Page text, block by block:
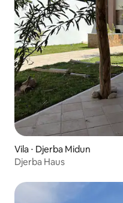
Vila ⋅ Djerba Midun
Djerba Haus